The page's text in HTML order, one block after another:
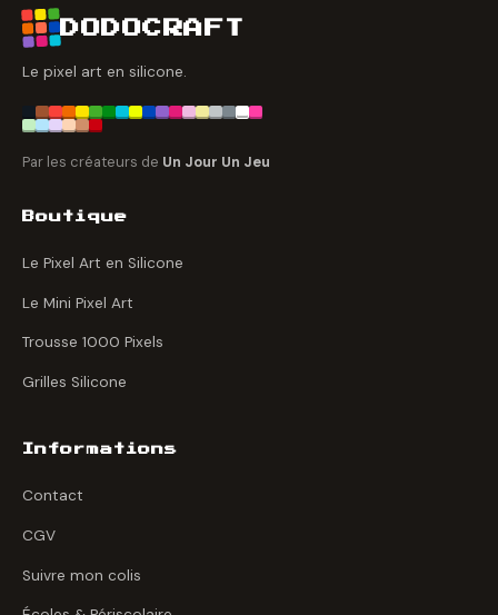
DODOCRAFT
Le pixel art en silicone.
Par les créateurs de Un Jour Un Jeu
Boutique
Le Pixel Art en Silicone
Le Mini Pixel Art
Trousse 1000 Pixels
Grilles Silicone
Informations
Contact
CGV
Suivre mon colis